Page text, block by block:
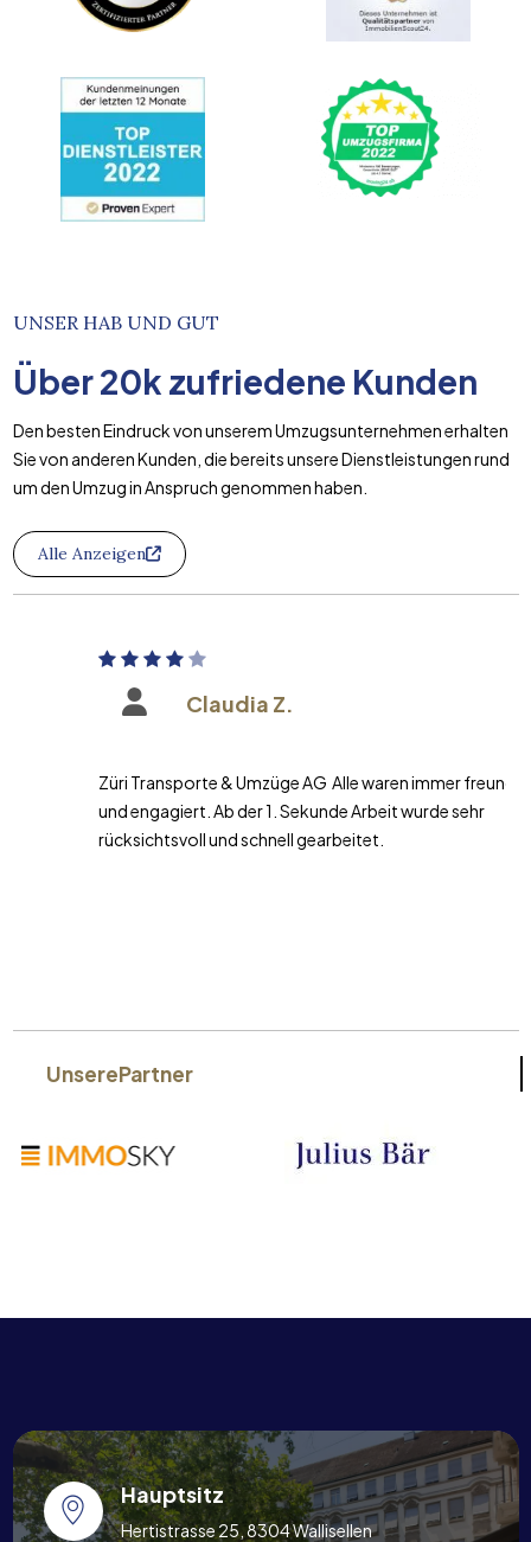
UNSER HAB UND GUT
Über20k zufriedene Kunden
Den besten Eindruck von unserem Umzugsunternehmen erhalten
Sie von anderen Kunden, die bereits unsere Dienstleistungen rund
um den Umzug in Anspruch genommen haben.
Alle Anzeigen
Claudia Z.
Züri Transporte & Umzüge AG Alle waren immer freundlich
und engagiert. Ab der 1. Sekunde Arbeit wurde sehr
rücksichtsvoll und schnell gearbeitet.
UnserePartner
Hauptsitz
Hertistrasse 25, 8304 Wallisellen